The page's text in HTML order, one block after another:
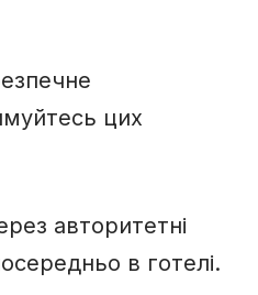
цих
авторитетні
в готелі.